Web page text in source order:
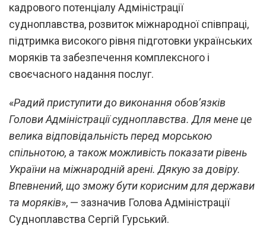
кадрового потенціалу Адміністрації
судноплавства, розвиток міжнародної співпраці,
підтримка високого рівня підготовки українських
моряків та забезпечення комплексного і
своєчасного надання послуг.
«Радий приступити до виконання обов’язків
Голови Адміністрації судноплавства. Для мене це
велика відповідальність перед морською
спільнотою, а також можливість показати рівень
України на міжнародній арені. Дякую за довіру.
Впевнений, що зможу бути корисним для держави
та моряків», — зазначив Голова Адміністрації
Судноплавства Сергій Гурський.